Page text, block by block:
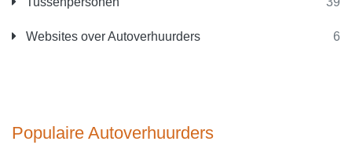
Websites over Autoverhuurders 6
Populaire Autoverhuurders